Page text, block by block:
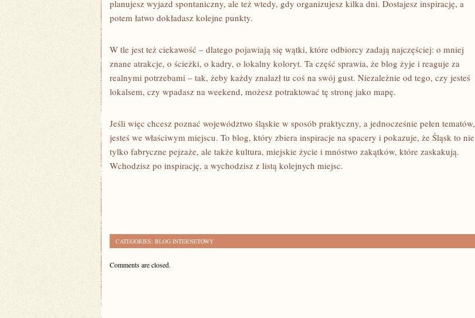
planujesz wyjazd spontaniczny, ale też wtedy, gdy organizujesz kilka dni. Dostajesz inspirację, a
potem łatwo dokładasz kolejne punkty.
W tle jest też ciekawość – dlatego pojawiają się wątki, które odbiorcy zadają najczęściej: o mniej
znane atrakcje, o ścieżki, o kadry, o lokalny koloryt. Ta część sprawia, że blog żyje i reaguje za
realnymi potrzebami – tak, żeby każdy znalazł tu coś na swój gust. Niezależnie od tego, czy jesteś
lokalsem, czy wpadasz na weekend, możesz potraktować tę stronę jako mapę.
Jeśli więc chcesz poznać województwo śląskie w sposób praktyczny, a jednocześnie pełen tematów,
jesteś we właściwym miejscu. To blog, który zbiera inspiracje na spacery i pokazuje, że Śląsk to nie
tylko fabryczne pejzaże, ale także kultura, miejskie życie i mnóstwo zakątków, które zaskakują.
Wchodzisz po inspirację, a wychodzisz z listą kolejnych miejsc.
CATEGORIES: BLOG INTERNETOWY
Comments are closed.